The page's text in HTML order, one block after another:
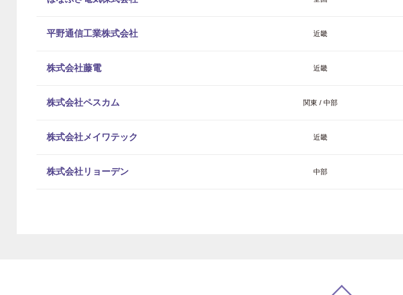
平野通信工業株式会社 近畿
株式会社藤電 近畿
株式会社ペスカム 関東 / 中部
株式会社メイワテック 近畿
株式会社リョーデン 中部